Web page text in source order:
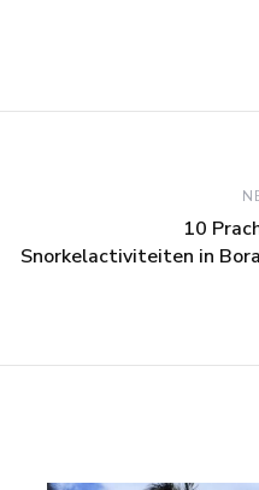
10
Snorkelactiviteiten in